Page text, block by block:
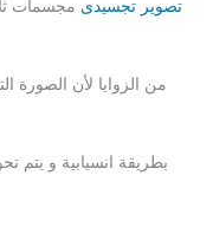
تصوير تجسيدى مجسمات
بطريقة انسيابية و يتم